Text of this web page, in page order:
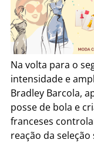
Na volta para o
intensidade e
Bradley Barcola,
posse de bola e
franceses
reação da seleção